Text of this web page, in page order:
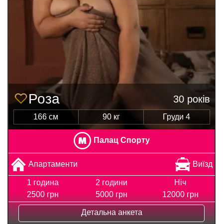
Роза 30 років
166 см 90 кг Груди 4
Палац Спорту
Апартаменти Виїзд
1 година
2500 грн
2 години
5000 грн
Ніч
12000 грн
Детальна анкета